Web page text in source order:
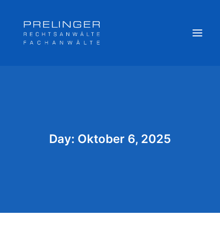
Veröffentlichungen & Archiv
Day: Oktober 6, 2025